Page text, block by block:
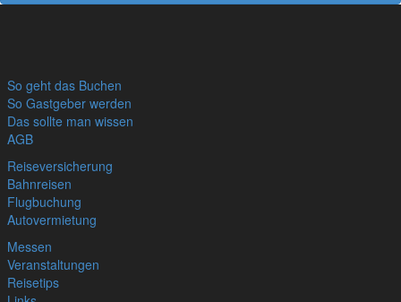
So geht das Buchen
So Gastgeber werden
Das sollte man wissen
AGB
Reiseversicherung
Bahnreisen
Flugbuchung
Autovermietung
Messen
Veranstaltungen
Reisetips